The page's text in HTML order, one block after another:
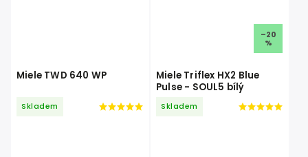
Miele TWD 640 WP
Skladem
–20
%
Miele Triflex HX2 Blue
Pulse - SOUL5 bílý
Skladem